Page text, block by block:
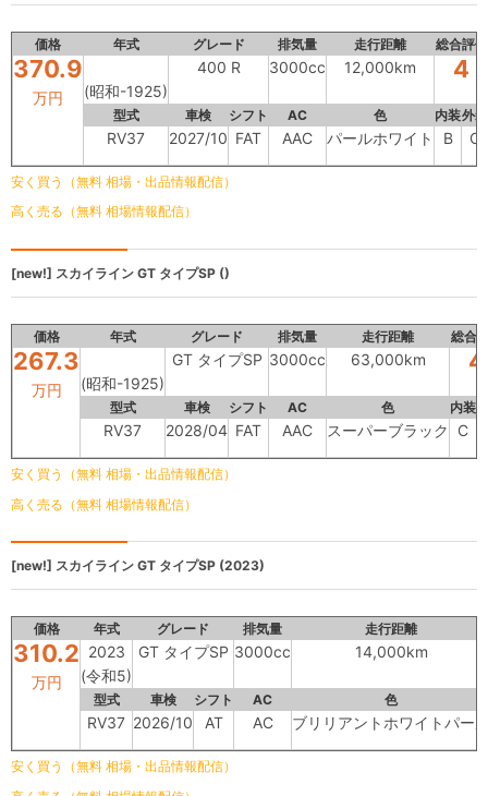
価格 年式 グレード 排気量 走行距離 総合評価
370.9
万円 (昭和-1925)
400 R 3000cc 12,000km 4
型式 車検 シフト AC 色 内装外装
RV37 2027/10 FAT AAC パールホワイト B C
安く買う（無料 相場・出品情報配信）
高く売る（無料 相場情報配信）
[new!] スカイライン GT タイプSP ()
価格 年式 グレード 排気量 走行距離 総合
267.3
万円 (昭和-1925)
GT タイプSP 3000cc 63,000km 4
型式 車検 シフト AC 色 内装
RV37 2028/04 FAT AAC スーパーブラック C
安く買う（無料 相場・出品情報配信）
高く売る（無料 相場情報配信）
[new!] スカイライン GT タイプSP (2023)
価格 年式 グレード 排気量 走行距離
310.2
万円
2023
(令和5)
GT タイプSP 3000cc 14,000km
型式 車検 シフト AC 色
RV37 2026/10 AT AC ブリリアントホワイトパー
安く買う（無料 相場・出品情報配信）